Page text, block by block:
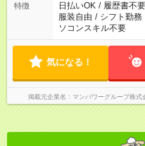
特徴 日払いOK / 履歴書不要
服装自由 / シフト勤務
ソコンスキル不要
気になる！
掲載元企業名 マンパワーグループ株